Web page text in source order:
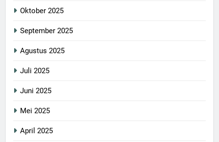
Oktober 2025
September 2025
Agustus 2025
Juli 2025
Juni 2025
Mei 2025
April 2025